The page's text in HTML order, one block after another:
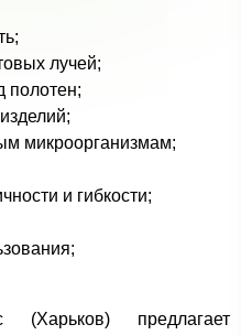
лучей;
полотен;
микроорганизмам;
и гибкости;
(Харьков) предлагает